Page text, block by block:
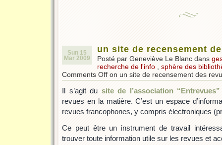
Sun 15
Mar 2009
un site de recensement
Posté par Geneviève Le Blanc dans
recherche de l'info , sphère des
Comments Off on un site de recensement des
Il s’agit du site de l’association “Entrevues”
revues en la matière. C’est un espace
revues francophones, y compris électroniques
Ce peut être un instrument de travail
trouver toute information utile sur les revues et